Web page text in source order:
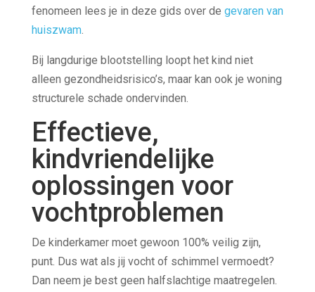
fenomeen lees je in deze gids over de gevaren van
huiszwam.
Bij langdurige blootstelling loopt het kind niet
alleen gezondheidsrisico’s, maar kan ook je woning
structurele schade ondervinden.
Effectieve,
kindvriendelijke
oplossingen voor
vochtproblemen
De kinderkamer moet gewoon 100% veilig zijn,
punt. Dus wat als jij vocht of schimmel vermoedt?
Dan neem je best geen halfslachtige maatregelen.